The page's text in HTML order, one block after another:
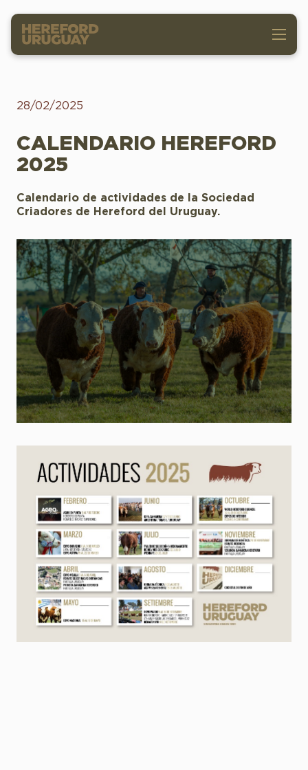
28/02/2025
CALENDARIO HEREFORD
2025
Calendario de actividades de la Sociedad
Criadores de Hereford del Uruguay.